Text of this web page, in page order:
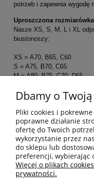
potrzeb i zapewnia wygodę
Uproszczona
Nasze XS, S, M, L i XL
biustonoszy:
XS = A70, B65, C60
S = A75, B70, C65
M = A80, B75, C70, D65
XL = C80, D75, E70, F65
W razie wątpliwości —
Bielizna zaprojektowana
Skład:
Materiał główny: 90%
Drugi materiał: 80%
Dbamy o
Pliki cookies i
poprawne działanie
ofertę do Twoich
wykorzystanie przez
do sklepu lub
preferencji, wybierając
Więcej o plikach
prywatności.